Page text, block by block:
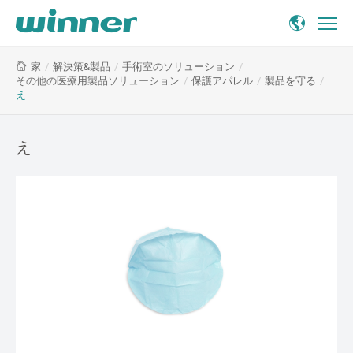
家 / 解決策&製品 / 手術室のソリューション /
その他の医療用製品ソリューション / 保護アパレル / 製品を守る /
え
え